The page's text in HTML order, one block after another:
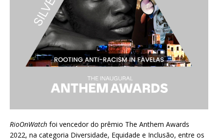
RioOnWatch foi vencedor do prêmio The Anthem Awards
2022, na categoria Diversidade, Equidade e Inclusão, entre os